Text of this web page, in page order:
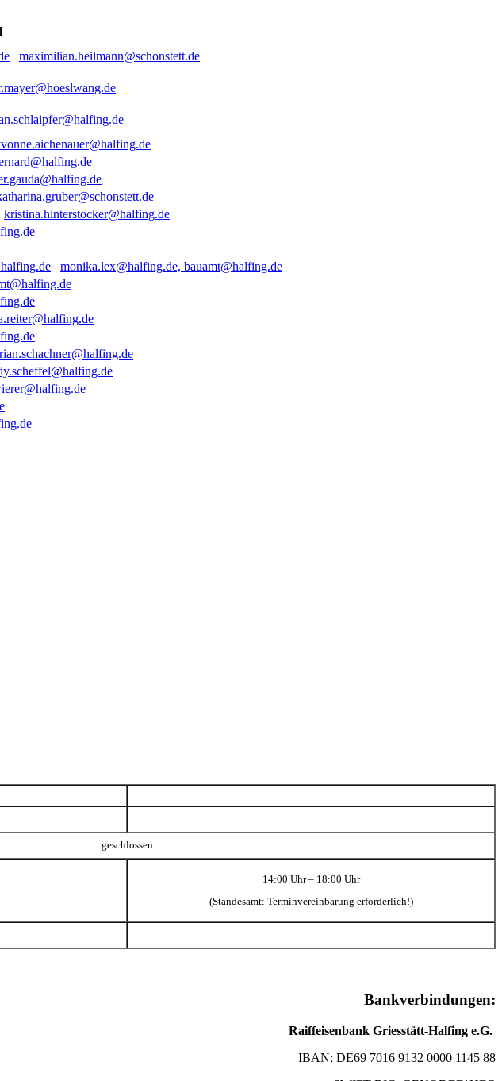
maximilian.heilmann@schonstett.de
kristina.hinterstocker@halfing.de
monika.lex@halfing.de, bauamt@halfing.de
geschlossen
14:00 Uhr – 18:00 Uhr
(Standesamt: Terminvereinbarung erforderlich!)
Bankverbindungen:
Raiffeisenbank Griesstätt-Halfing e.G.
IBAN: DE69 7016 9132 0000 1145 88